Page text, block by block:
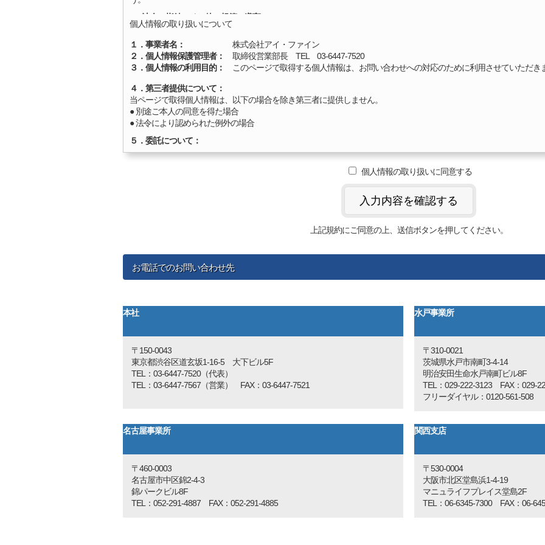
3．法令・指針・その他の規範の遵守
「個人情報マネジメントシステム－要求事項」(JIS Q 15001)、国が定める指針、諸法令、業界ガイドラインに基づく
遵守する。
4．個人情報に関する苦情及び相談について
個人情報の取扱いに関する苦情及び相談については、【個人情報に関するお問い合わせ窓口】にて適切かつ迅速に対
5．個人情報保護マネジメントシステムの継続的改善
当社は、適切な個人情報保護に関する規程、ルール、行動規範を定め、個人情報保護に関するマネジメントシステム
テムが適切に実施しているかを定期的に確認・監査・見直しを行うことにより、継続的に改善いたします。
本方針は全社員に周知徹底させるとともに、当社ウェブサイト上に公表いたします。
個人情報の取り扱いについて
１．事業者名：
株式会社アイ・ファイン
２．個人情報保護管理者：
取締役営業部長 TEL 03-6447-7520
３．個人情報の利用目的：
このページで取得する個人情報は、お問い合わせへの対応のために利用させていただき
４．第三者提供について：
当ページで取得個人情報は、以下の場合を除き第三者に提供しません。
● 別途ご本人の同意を得た場合
● 法令により認められた例外の場合
５．委託について：
当ページで取得する個人情報の取り扱いの一部を外部に委託することがあります。
株式会社アイ・ファイン 苦情・相談窓口責任者 経営管理部部長
７．任意性：
８．クッキーについて：
個人情報の取り扱いに同意する
上記規約にご同意の上、送信ボタンを押してください。
お電話でのお問い合わせ先
本社
〒150-0043
東京都渋谷区道玄坂1-16-5 大下ビル5F
TEL：03-6447-7520（代表）
TEL：03-6447-7567（営業） FAX：03-6447-7521
水戸事業所
〒310-0021
茨城県水戸市南町3-4-14
明治安田生命水戸南町ビル8F
TEL：029-222-3123 FAX：029-
フリーダイヤル：0120-561-508
名古屋事業所
〒460-0003
名古屋市中区錦2-4-3
錦パークビル8F
TEL：052-291-4887 FAX：052-291-4885
関西支店
〒530-0004
大阪市北区堂島浜1-4-19
マニュライフプレイス堂島2F
TEL：06-6345-7300 FAX：06-